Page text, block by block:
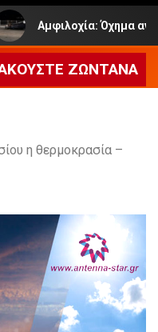
Αμφιλοχία: Όχημα
ΖΩΝΤΑΝΆ
η θερμοκρασία –